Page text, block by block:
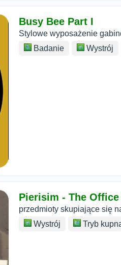
Busy Bee Part I
Stylowe wyposażenie
Badanie
Wystrój
Pierisim - The
przedmioty skupiające się
Wystrój
Tryb